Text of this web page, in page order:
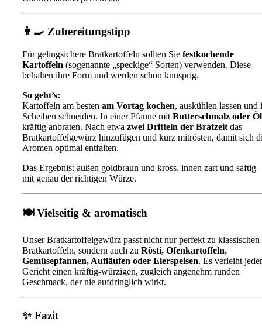
👨‍🍳 Zubereitungstipp
Für gelingsichere Bratkartoffeln sollten Sie festkochende
Kartoffeln (sogenannte „speckige“ Sorten) verwenden. Diese
behalten ihre Form und werden schön knusprig.
So geht’s:
Kartoffeln am besten am Vortag kochen, auskühlen lassen und
Scheiben schneiden. In einer Pfanne mit Butterschmalz oder Öl
kräftig anbraten. Nach etwa zwei Dritteln der Bratzeit das
Bratkartoffelgewürz hinzufügen und kurz mitrösten, damit sich
Aromen optimal entfalten.
Das Ergebnis: außen goldbraun und kross, innen zart und saftig
mit genau der richtigen Würze.
🍽️Vielseitig & aromatisch
Unser Bratkartoffelgewürz passt nicht nur perfekt zu klassischen
Bratkartoffeln, sondern auch zu Rösti, Ofenkartoffeln,
Gemüsepfannen, Aufläufen oder Eierspeisen. Es verleiht
Gericht einen kräftig-würzigen, zugleich angenehm runden
Geschmack, der nie aufdringlich wirkt.
✨ Fazit